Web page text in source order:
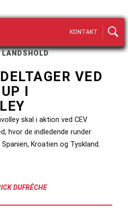
KONTAKT
VED
I
skal i aktion ved CEV
hvor de indledende runder
Kroatien og Tyskland.
DUFRÊCHE